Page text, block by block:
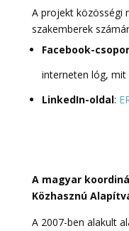
A projekt közösségi
szakemberek
Facebook-
interneten lóg, mit
LinkedIn-oldal:
A magyar
Közhasznú
A 2007-ben alakult